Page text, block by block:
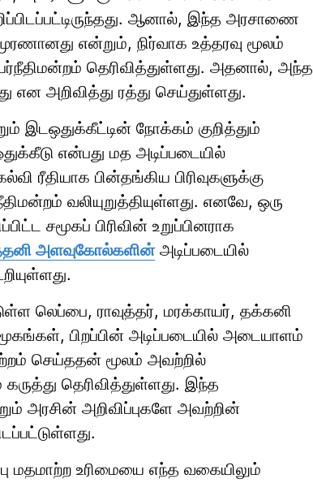
ஆனால், இந்த அரசாணை
என்றும், நிர்வாக உத்தரவு மூலம்
தெரிவித்துள்ளது. அதனால், அந்த
அறிவித்து ரத்து செய்துள்ளது.
இடஒதுக்கீட்டின் நோக்கம் குறித்தும்
என்பது மத அடிப்படையில்
ரீதியாக பின்தங்கிய பிரிவுகளுக்கு
வலியுறுத்தியுள்ளது. எனவே, ஒரு
சமூகப் பிரிவின் உறுப்பினராக
அளவுகோல்களின்அடிப்படையில்
லெப்பை, ராவுத்தர், மரக்காயர், தக்கனி
பிறப்பின் அடிப்படையில் அடையாளம்
செய்ததன் மூலம் அவற்றில்
கருத்து தெரிவித்துள்ளது. இந்த
அரசின் அறிவிப்புகளே அவற்றின்
மதமாற்ற உரிமையை எந்த வகையிலும்